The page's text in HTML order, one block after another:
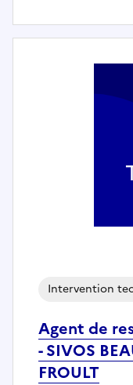
Agent de
- SIVOS
FROULT
Intervention